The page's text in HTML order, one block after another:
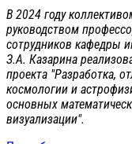
В 2024 году
руководством
сотрудников кафедры
З.А. Казарина
проекта "Разработка,
космологии и
основных
визуализации".